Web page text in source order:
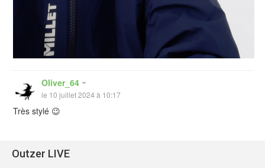
Oliver_64
le 10 juillet 2024 à 10:17
Très stylé 😉
Outzer LIVE